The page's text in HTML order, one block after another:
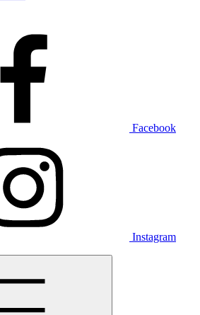
Facebook
Instagram